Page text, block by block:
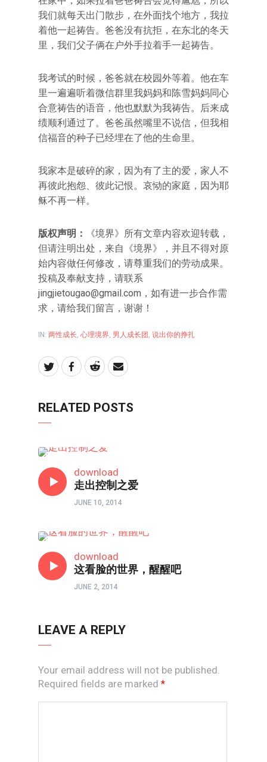
我们就每天出门散步，在外面找个地方，我拉
着他一起祷告。爸爸没有抗拒，在东北的冬天
里，我们父子俩在户外手拉着手一起祷告。
我考试的时候，爸爸就在校园外等着。他在车
里一遍遍听着微信群里我妈妈和陈雪妈妈同心
合意祷告的语音，他也默默为我祷告。后来成
绩顺利通过了。爸爸虽然嘴里不说信，但我相
信福音的种子已经埋在了他的生命里。
我家本是破碎的家，因为有了主的爱，家人不
再彼此抱怨、彼此记恨。哀恸的家庭，因为耶
稣不再一样。
版权声明：
《境界》所有文章内容欢迎转载，
但请注明出处，来自《境界》，并且不得对原
始内容做任何修改，请尊重我们的劳动成果。
投稿及奉献支持，请联系
jingjietougao@gmail.com，如有进一步合作需
求，请给我们留言，谢谢！
IN: 两性成长, 心理境界, 男人成长团 , 说出你的挣扎
RELATED POSTS
download
走出控制之爱
JUNE 10, 2014
download
这看脸的世界，醒醒吧
JUNE 2, 2014
LEAVE A REPLY
Your email address will not be published.
Required fields are marked *